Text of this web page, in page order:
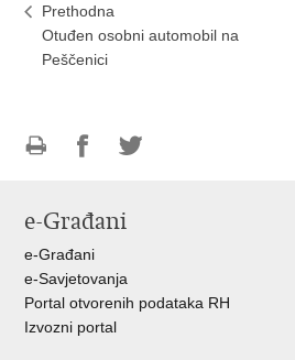
Prethodna
Otuđen osobni automobil na
Peščenici
FacebookuTwitteru
e-Građani
e-Građani
e-Savjetovanja
Portal otvorenih podataka RH
Izvozni portal